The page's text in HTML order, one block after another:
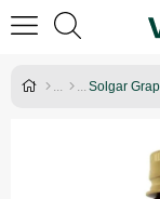
Solgar